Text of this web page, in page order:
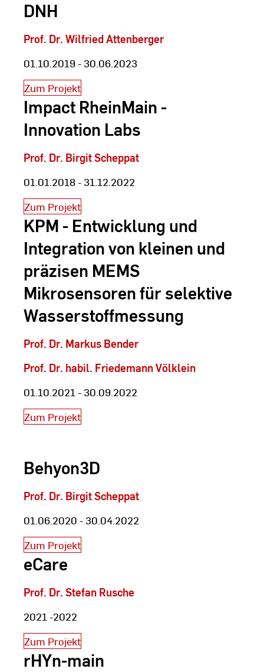
DNH
Prof. Dr. Wilfried Attenberger
01.10.2019 - 30.06.2023
Zum Projekt
Impact RheinMain -
Innovation Labs
Prof. Dr. Birgit Scheppat
01.01.2018 - 31.12.2022
Zum Projekt
KPM - Entwicklung und
Integration von kleinen und
präzisen MEMS
Mikrosensoren für selektive
Wasserstoffmessung
Prof. Dr. Markus Bender
Prof. Dr. habil. Friedemann Völklein
01.10.2021 - 30.09.2022
Zum Projekt
Behyon3D
Prof. Dr. Birgit Scheppat
01.06.2020 - 30.04.2022
Zum Projekt
eCare
Prof. Dr. Stefan Rusche
2021 -2022
Zum Projekt
rHYn-main